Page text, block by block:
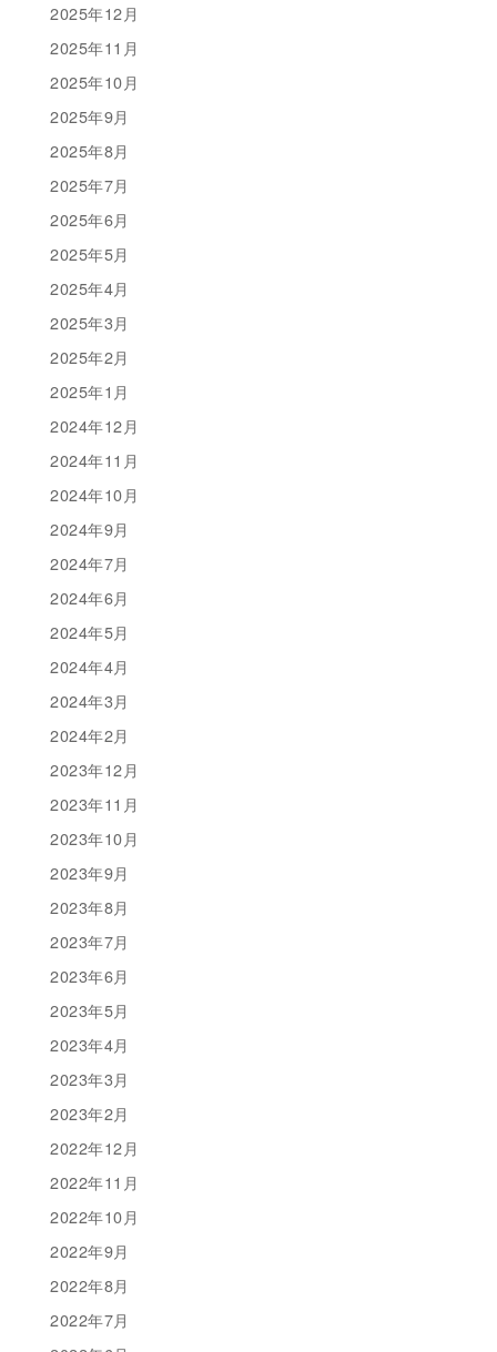
2025年12月
2025年11月
2025年10月
2025年9月
2025年8月
2025年7月
2025年6月
2025年5月
2025年4月
2025年3月
2025年2月
2025年1月
2024年12月
2024年11月
2024年10月
2024年9月
2024年7月
2024年6月
2024年5月
2024年4月
2024年3月
2024年2月
2023年12月
2023年11月
2023年10月
2023年9月
2023年8月
2023年7月
2023年6月
2023年5月
2023年4月
2023年3月
2023年2月
2022年12月
2022年11月
2022年10月
2022年9月
2022年8月
2022年7月